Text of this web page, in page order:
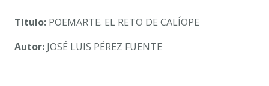
FUENTE
Título: POEMARTE. EL RETO DE CALÍOPE
Autor: JOSÉ LUIS PÉREZ FUENTE